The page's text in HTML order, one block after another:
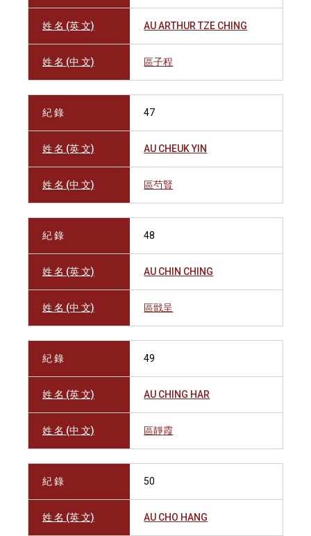
姓 名 (英 文) AU ARTHUR TZE CHING
姓 名 (中 文) 區子程
紀 錄 47
姓 名 (英 文) AU CHEUK YIN
姓 名 (中 文) 區芍賢
紀 錄 48
姓 名 (英 文) AU CHIN CHING
姓 名 (中 文) 區戩呈
紀 錄 49
姓 名 (英 文) AU CHING HAR
姓 名 (中 文) 區靜霞
紀 錄 50
姓 名 (英 文) AU CHO HANG